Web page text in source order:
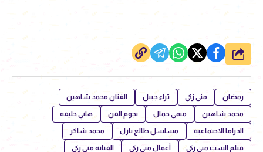
شارك
رمضان منى زكي ثراء جبيل الفنان محمد شاهين
محمد شاهين ميمي جمال نجوم الفن هاني خليفة
الدراما الاجتماعية مسلسل طالع نازل محمد شاكر
فيلم الست منى زكي أعمال منى زكي الفنانة منى زكي